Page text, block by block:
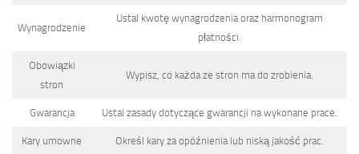
Wynagrodzenie
Ustal kwotę wynagrodzenia oraz harmonogram
płatności.
Obowiązki
stron
Wypisz, co każda ze stron ma do zrobienia.
Gwarancja Ustal zasady dotyczące gwarancji na wykonane prace.
Kary umowne Określ kary za opóźnienia lub niską jakość prac.